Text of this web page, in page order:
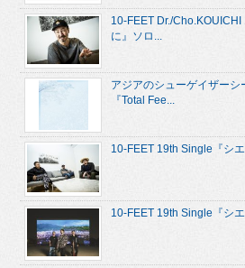
10-FEET Dr./
に』ソロ...
アジアのシューゲイザーシ
『Total Fee...
10-FEET 19th Single『シ
10-FEET 19th Single『シ